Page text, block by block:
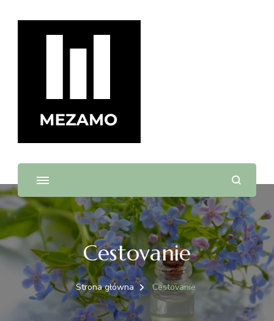
Cestovanie
Strona główna Cestovanie